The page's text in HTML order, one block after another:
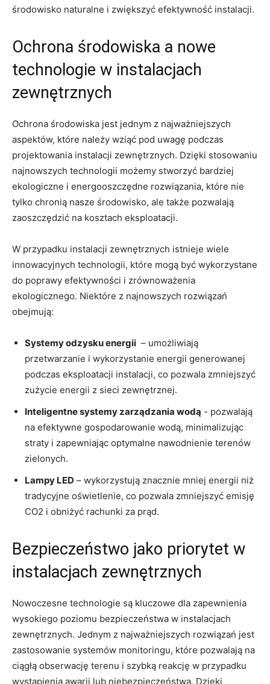
środowisko naturalne i zwiększyć efektywność instalacji.
Ochrona środowiska a nowe
technologie w​ instalacjach
zewnętrznych
Ochrona środowiska jest jednym z‍ najważniejszych⁢
aspektów, które należy wziąć pod​ uwagę podczas
projektowania instalacji zewnętrznych. Dzięki stosowaniu
najnowszych technologii możemy stworzyć bardziej
ekologiczne i ‍energooszczędne rozwiązania, ‍które nie⁢
tylko chronią nasze środowisko, ale także pozwalają
‌zaoszczędzić ⁤na⁢ kosztach eksploatacji.
W⁢ przypadku instalacji zewnętrznych istnieje⁤ wiele
innowacyjnych‌ technologii, ⁤które mogą być wykorzystane
do poprawy efektywności i zrównoważenia
ekologicznego. Niektóre z ‌najnowszych‌ rozwiązań
obejmują:
Systemy odzysku energii ‌ – umożliwiają
przetwarzanie i wykorzystanie ⁣energii generowanej
podczas eksploatacji instalacji, co pozwala zmniejszyć
zużycie energii z sieci zewnętrznej.
Inteligentne systemy ‍zarządzania wodą -​ pozwalają‌
na efektywne gospodarowanie wodą, ⁤minimalizując
straty i zapewniając optymalne nawodnienie terenów
zielonych.
Lampy LED – wykorzystują​ znacznie mniej energii niż
tradycyjne oświetlenie, co pozwala zmniejszyć emisję
CO2 ⁢i obniżyć rachunki za prąd.
Bezpieczeństwo jako priorytet ‍w
instalacjach zewnętrznych
Nowoczesne technologie są kluczowe ⁣dla ⁢zapewnienia
wysokiego poziomu bezpieczeństwa w instalacjach
zewnętrznych. Jednym z‍ najważniejszych rozwiązań jest
zastosowanie systemów monitoringu, które pozwalają ⁣na
ciągłą⁤ obserwację terenu i szybką reakcję‌ w przypadku
‍wystąpienia⁢ awarii lub niebezpieczeństwa. Dzięki